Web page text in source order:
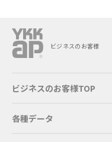
ビジネスのお客様
ビジネスのお客様TOP
各種データ